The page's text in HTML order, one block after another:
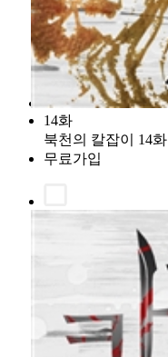
14화
북천의 칼잡이 14화
무료가입